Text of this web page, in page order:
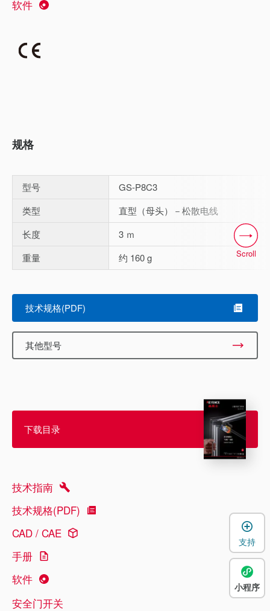
软件
规格
型号
GS-P8C3
类型
直型（母头）－松散电线
长度
3 ｍ
重量
约 160 g Scroll
技术规格(PDF)
其他型号
下载目录
技术指南
技术规格(PDF)
CAD / CAE
手册
软件
安全门开关
支持
小程序